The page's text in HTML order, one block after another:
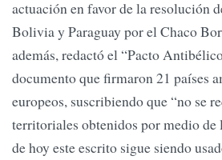
actuación en favor de la resolución
Bolivia y Paraguay por el Chaco
además, redactó el “Pacto
documento que firmaron 21 países
europeos, suscribiendo que “no se
territoriales obtenidos por medio
de hoy este escrito sigue siendo